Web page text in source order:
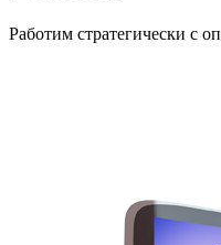
Работим стратегически с